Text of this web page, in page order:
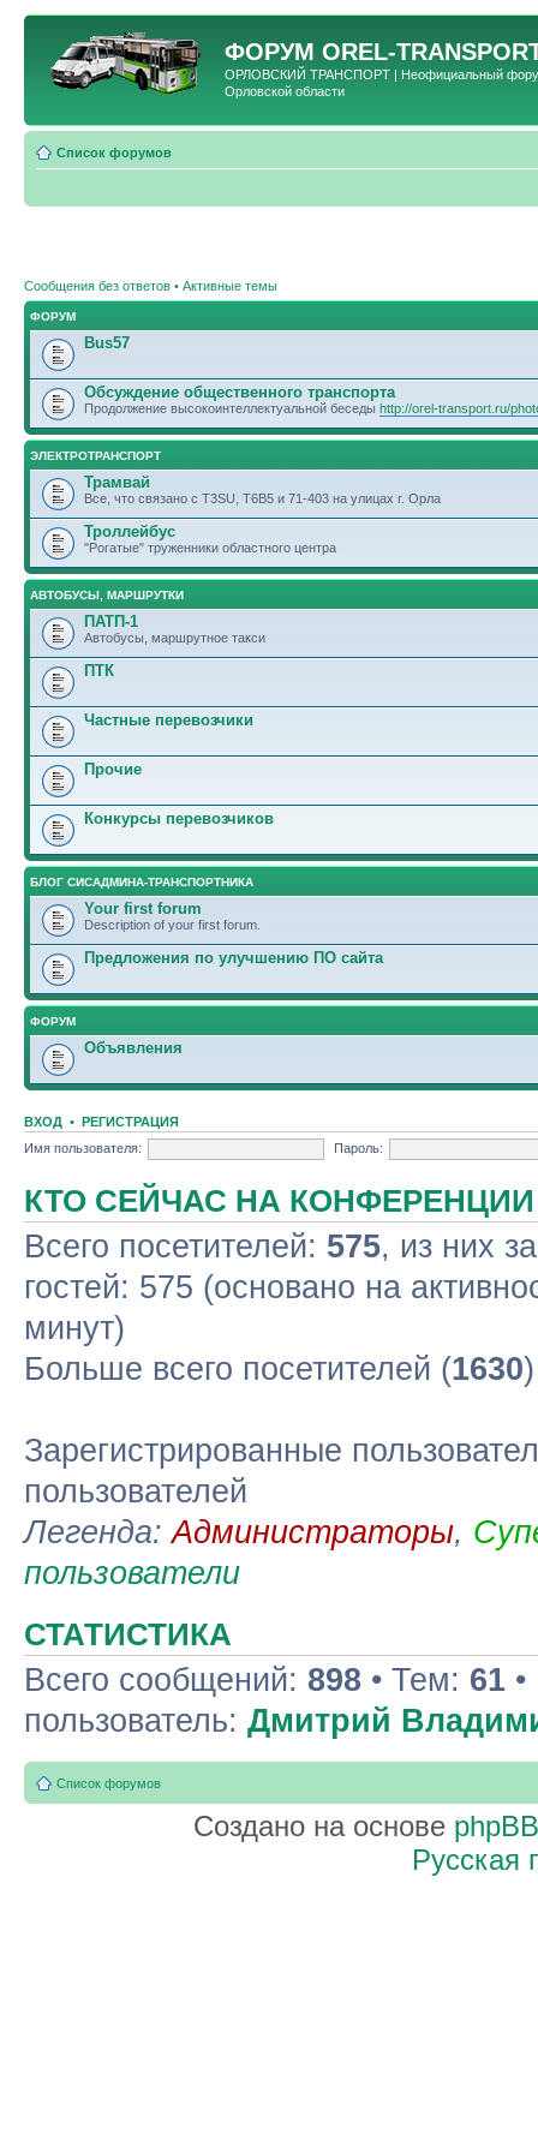
ФОРУМ OREL-
ОРЛОВСКИЙ ТРАНСПОРТ | Неофициальный форум
Орловской области
Список форумов
Сообщения без ответов • Активные темы
ФОРУМ
Bus57
Обсуждение общественного транспорта
Продолжение высокоинтеллектуальной беседы http://orel-transport.ru/
ЭЛЕКТРОТРАНСПОРТ
Трамвай
Все, что связано с T3SU, T6B5 и 71-403 на улицах г. Орла
Троллейбус
"Рогатые" труженники областного центра
АВТОБУСЫ, МАРШРУТКИ
ПАТП-1
Автобусы, маршрутное такси
ПТК
Частные перевозчики
Прочие
Конкурсы перевозчиков
БЛОГ СИСАДМИНА-ТРАНСПОРТНИКА
Your first forum
Description of your first forum.
Предложения по улучшению ПО сайта
ФОРУМ
Объявления
ВХОД • РЕГИСТРАЦИЯ
Имя пользователя:
Пароль:
КТО СЕЙЧАС НА КОНФЕРЕНЦИИ
Всего посетителей: 575, из них
гостей: 575 (основано на
минут)
Больше всего посетителей (1630
Зарегистрированные
пользователей
Легенда:Администраторы,
пользователи
СТАТИСТИКА
Всего сообщений: 898 • Тем: 61
пользователь: Дмитрий
Список форумов
Создано на основе phpBB
Русская